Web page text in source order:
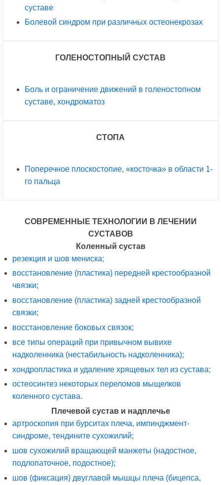
суставе
Болевой синдром при различных остеонекрозах
ГОЛЕНОСТОПНЫЙ СУСТАВ
Боль и ограничение движений в голеностопном
суставе, хондроматоз
СТОПА
Поперечное плоскостопие, «косточка» в области 1-
го пальца
СОВРЕМЕННЫЕ ТЕХНОЛОГИИ В ЛЕЧЕНИИ
СУСТАВОВ
Коленный сустав
резекция и шов мениска;
восстановление (пластика) передней крестообразной
чвязки;
восстановление (пластика) задней крестообразной
связки;
восстановление боковых связок;
все типы операций при привычном вывихе
надколенника (нестабильность надколенника);
хондропластика и удаление хрящевых тел из сустава;
остеосинтез некоторых переломов мыщелков
коленного сустава.
Плечевой сустав и надплечье
артроскопия при бурситах плеча, импинджмент-
синдроме, тендините сухожилий;
шов сухожилий вращающей манжеты (надостное,
подлопаточное, подостное);
шов (фиксация) двуглавой мышцы плеча (бицепса,